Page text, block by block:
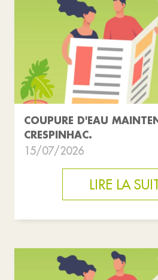
COUPURE D'EAU
CRESPINHAC.
15/07/2026
LIRE LA